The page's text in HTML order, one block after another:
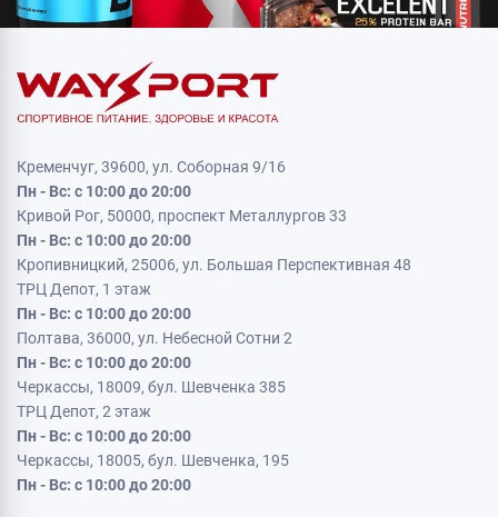
Кременчуг, 39600, ул. Соборная 9/16
Пн - Вс: с 10:00 до 20:00
Кривой Рог, 50000, проспект Металлургов 33
Пн - Вс: с 10:00 до 20:00
Кропивницкий, 25006, ул. Большая Перспективная 48
ТРЦ Депот, 1 этаж
Пн - Вс: с 10:00 до 20:00
Полтава, 36000, ул. Небесной Сотни 2
Пн - Вс: с 10:00 до 20:00
Черкассы, 18009, бул. Шевченка 385
ТРЦ Депот, 2 этаж
Пн - Вс: с 10:00 до 20:00
Черкассы, 18005, бул. Шевченка, 195
Пн - Вс: с 10:00 до 20:00